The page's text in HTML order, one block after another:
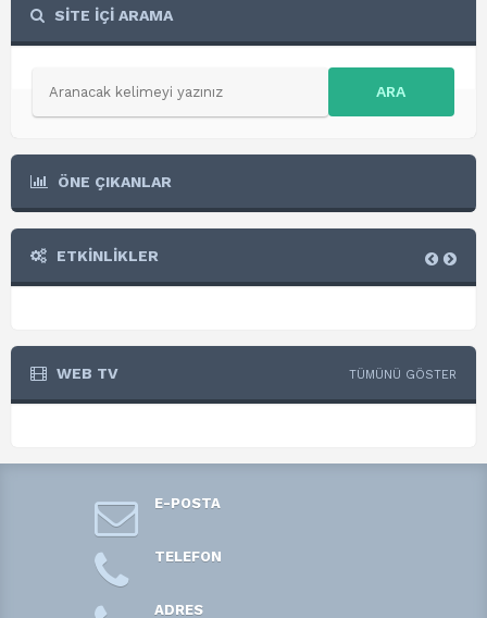
SİTE İÇİ ARAMA
ARA
ÖNE ÇIKANLAR
ETKİNLİKLER
WEB TV TÜMÜNÜ GÖSTER
E-POSTA
TELEFON
ADRES